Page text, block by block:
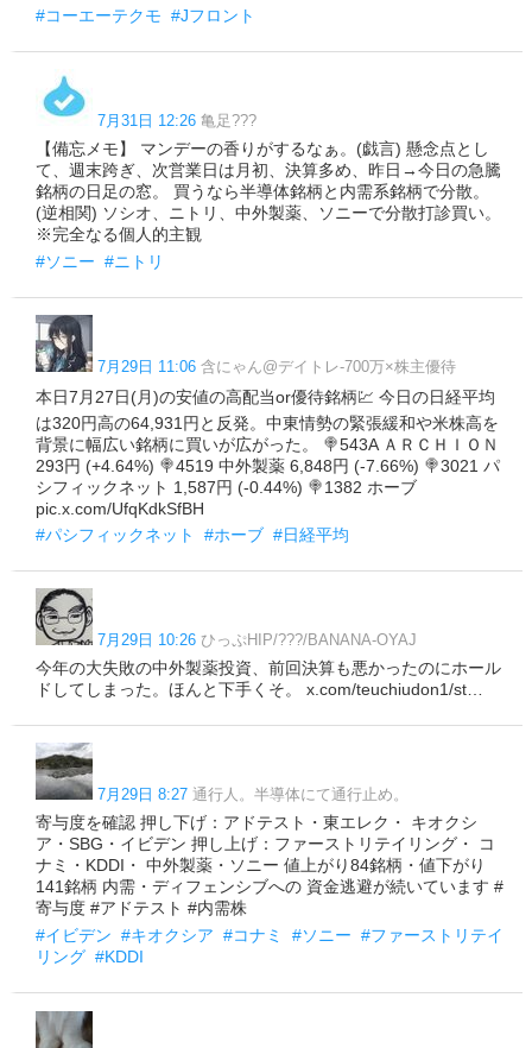
#コーエーテクモ #Jフロント
7月31日 12:26 亀足???
【備忘メモ】 マンデーの香りがするなぁ。(戯言) 懸念点とし
て、週末跨ぎ、次営業日は月初、決算多め、昨日→今日の急騰
銘柄の日足の窓。 買うなら半導体銘柄と内需系銘柄で分散。
(逆相関) ソシオ、ニトリ、中外製薬、ソニーで分散打診買い。
※完全なる個人的主観
#ソニー #ニトリ
7月29日 11:06 含にゃん@デイトレ-700万×株主優待
本日7月27日(月)の安値の高配当or優待銘柄︎💹 今日の日経平均
は320円高の64,931円と反発。中東情勢の緊張緩和や米株高を
背景に幅広い銘柄に買いが広がった。 🍭543A ＡＲＣＨＩＯＮ
293円 (+4.64%) 🍭4519 中外製薬 6,848円 (-7.66%) 🍭3021 パ
シフィックネット 1,587円 (-0.44%) 🍭1382 ホーブ
pic.x.com/UfqKdkSfBH
#パシフィックネット
#ホーブ #日経平均
7月29日 10:26 ひっぷHIP/???/BANANA-OYAJ
今年の大失敗の中外製薬投資、前回決算も悪かったのにホール
ドしてしまった。ほんと下手くそ。 x.com/teuchiudon1/st…
7月29日 8:27 通行人。半導体にて通行止め。
寄与度を確認 押し下げ：アドテスト・東エレク・ キオクシ
ア・SBG・イビデン 押し上げ：ファーストリテイリング・ コ
ナミ・KDDI・ 中外製薬・ソニー 値上がり84銘柄・値下がり
141銘柄 内需・ディフェンシブへの 資金逃避が続いています #
寄与度 #アドテスト #内需株
#イビデン #キオクシア #コナミ #ソニー #ファーストリテイ
リング #KDDI